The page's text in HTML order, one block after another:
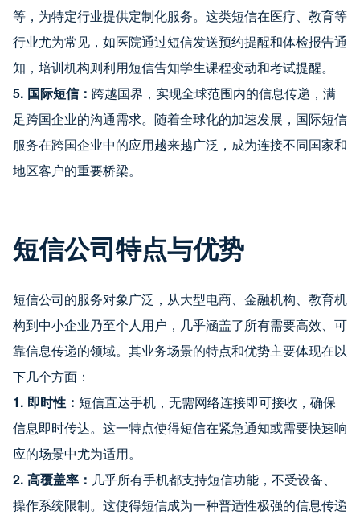
等，为特定行业提供定制化服务。这类短信在医疗、教育等
行业尤为常见，如医院通过短信发送预约提醒和体检报告通
知，培训机构则利用短信告知学生课程变动和考试提醒。
5. 国际短信： 跨越国界，实现全球范围内的信息传递，满
足跨国企业的沟通需求。随着全球化的加速发展，国际短信
服务在跨国企业中的应用越来越广泛，成为连接不同国家和
地区客户的重要桥梁。
短信公司特点与优势
短信公司的服务对象广泛，从大型电商、金融机构、教育机
构到中小企业乃至个人用户，几乎涵盖了所有需要高效、可
靠信息传递的领域。其业务场景的特点和优势主要体现在以
下几个方面：
1. 即时性： 短信直达手机，无需网络连接即可接收，确保
信息即时传达。这一特点使得短信在紧急通知或需要快速响
应的场景中尤为适用。
2. 高覆盖率： 几乎所有手机都支持短信功能，不受设备、
操作系统限制。这使得短信成为一种普适性极强的信息传递